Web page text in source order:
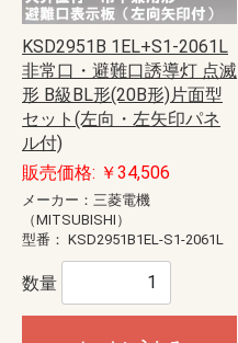
KSD2951B 1EL+S1-2061L
非常口・避難口誘導灯 点滅
形 B級BL形(20B形)片面型
セット(左向・左矢印パネ
ル付)
販売価格: ￥34,506
メーカー：三菱電機
（MITSUBISHI）
型番： KSD2951B1EL-S1-2061L
数量